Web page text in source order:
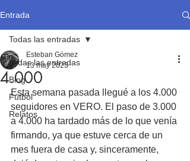
Entrada
Todas las entradas
Blog
Fútbol
Relatos
Todas las entradas
4.000
Esteban Gómez
13 may 2023
Esta semana pasada llegué a los 4.000
seguidores en VERO. El paso de 3.000
a 4.000 ha tardado más de lo que venía
firmando, ya que estuve cerca de un
mes fuera de casa y, sinceramente,